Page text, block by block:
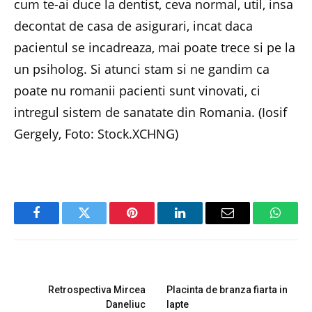
cum te-ai duce la dentist, ceva normal, util, insa
decontat de casa de asigurari, incat daca
pacientul se incadreaza, mai poate trece si pe la
un psiholog. Si atunci stam si ne gandim ca
poate nu romanii pacienti sunt vinovati, ci
intregul sistem de sanatate din Romania. (Iosif
Gergely, Foto: Stock.XCHNG)
FacebookTwitter Pinterest LinkedInEmail
Retrospectiva Mircea
Daneliuc
Placinta de branza fiarta in
lapte